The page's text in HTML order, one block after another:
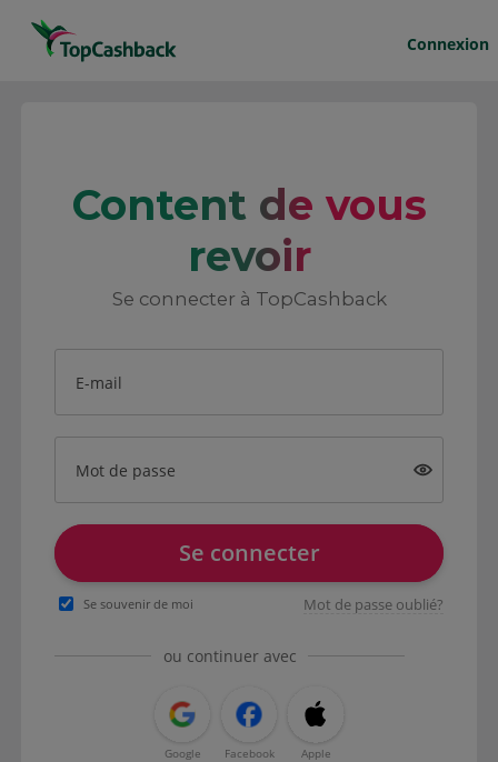
Connexion
Content de vous
revoir
Se connecter à TopCashback
E-mail
Mot de passe
Se connecter
Se souvenir de moi Mot de passe oublié?
ou continuer avec
Google Facebook Apple